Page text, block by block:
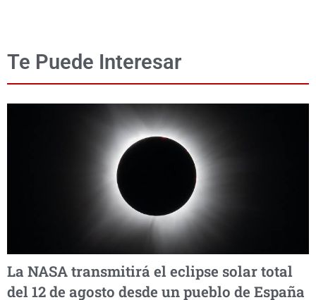
Te Puede Interesar
La NASA transmitirá el eclipse solar total
del 12 de agosto desde un pueblo de España